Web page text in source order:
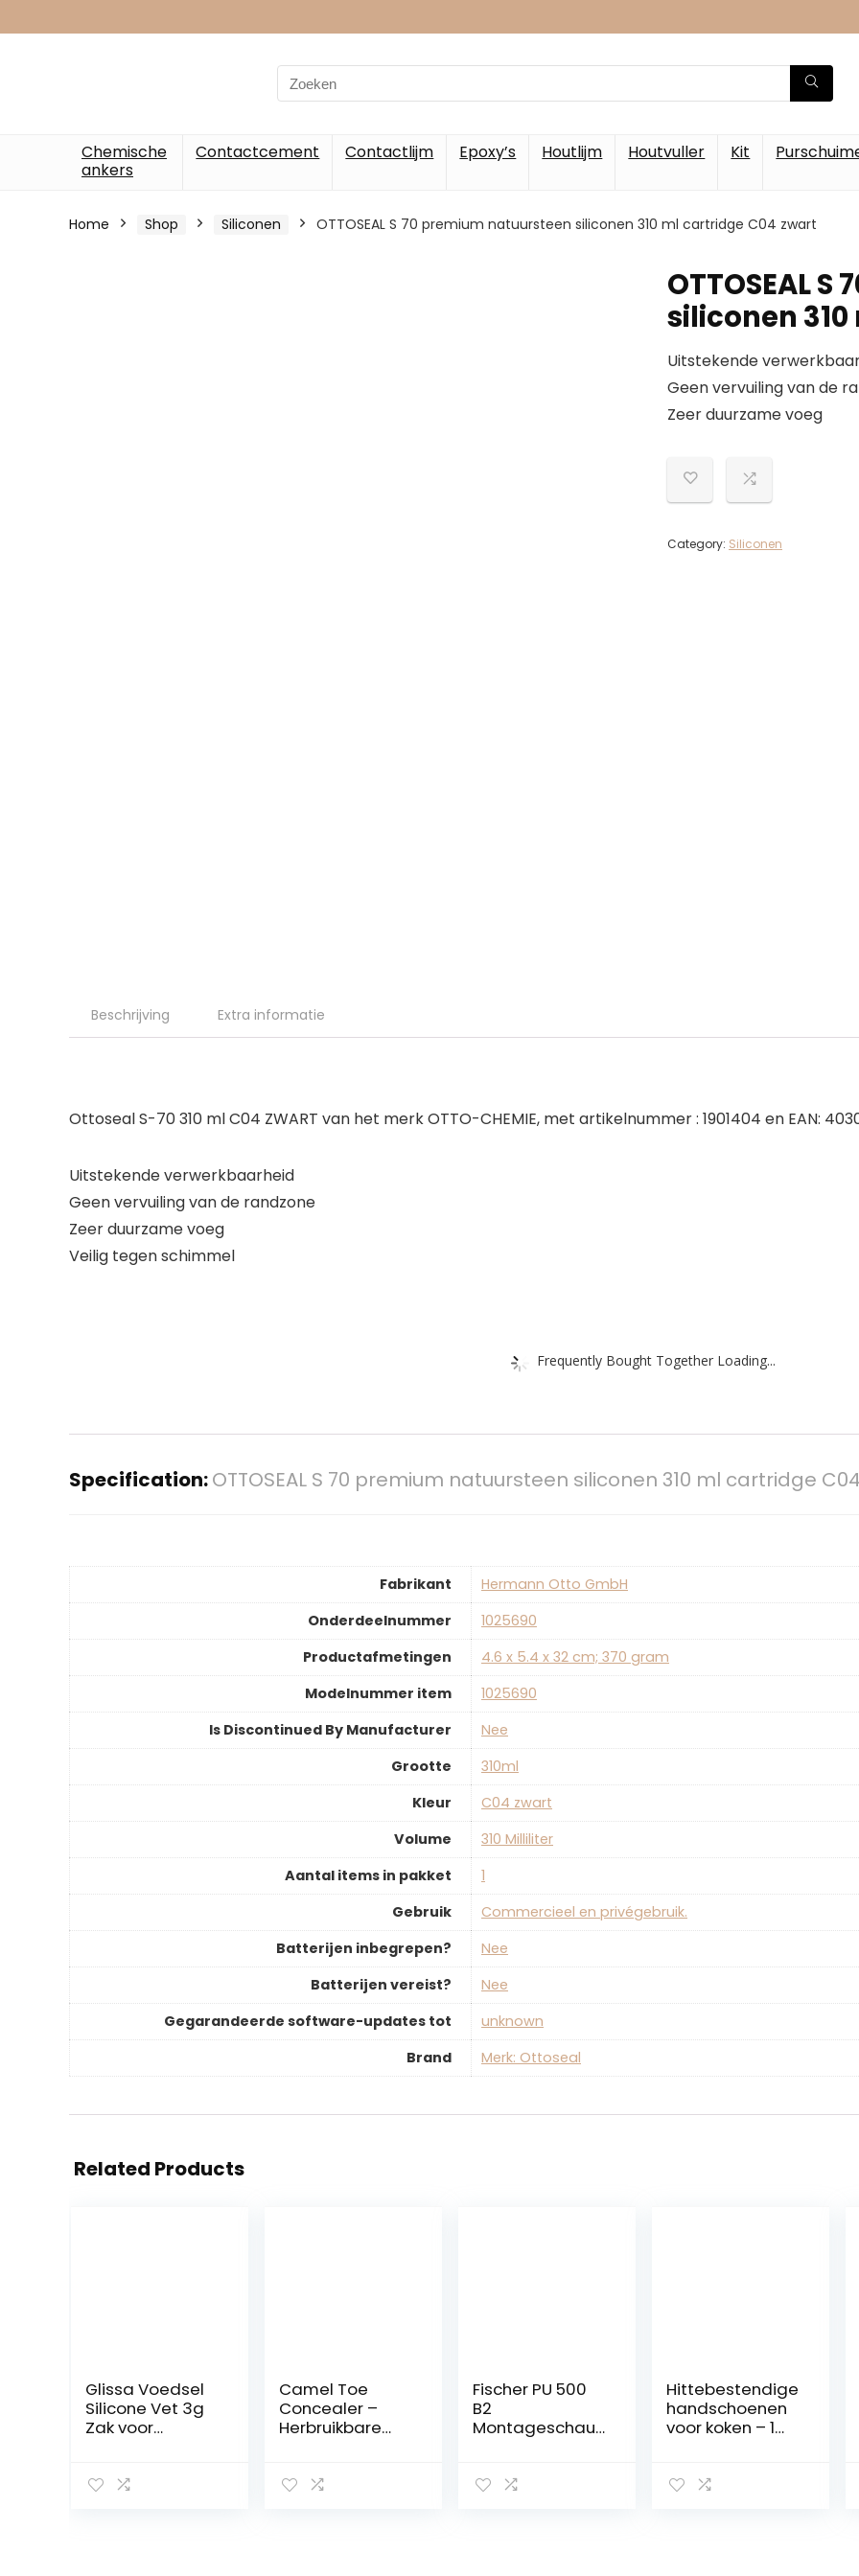
Chemische
ankers
Contactcement Contactlijm Epoxy’s Houtlijm Houtvuller Kit
Home Shop Siliconen OTTOSEAL S 70 premium natuursteen siliconen 310 ml cartridge C04 zwart
OTTOSEAL
siliconen
Uitstekende
Geen vervuiling van de
Zeer duurzame voeg
Category: Siliconen
Beschrijving Extra informatie
Ottoseal S-70 310 ml C04 ZWART van het merk OTTO-CHEMIE, met artikelnummer : 1901404 en EAN:
Uitstekende verwerkbaarheid
Geen vervuiling van de randzone
Zeer duurzame voeg
Veilig tegen schimmel
Frequently Bought Together Loading...
Specification:OTTOSEAL S 70 premium natuursteen siliconen 310 ml cartridge
Fabrikant
‎Hermann Otto GmbH
Onderdeelnummer
‎1025690
Productafmetingen
‎4.6 x 5.4 x 32 cm; 370 gram
Modelnummer item
‎1025690
Is Discontinued By Manufacturer
‎Nee
Grootte
‎310ml
Kleur
‎C04 zwart
Volume
‎310 Milliliter
Aantal items in pakket
‎1
Gebruik
‎Commercieel en privégebruik.
Batterijen inbegrepen?
‎Nee
Batterijen vereist?
‎Nee
Gegarandeerde software-updates tot
‎unknown
Brand
Merk: Ottoseal
Related Products
Glissa Voedsel
Silicone Vet 3g
Zak voor
Onderhoudssets
Camel Toe
Concealer –
Herbruikbare
Siliconen
Fischer PU 500
B2
Montageschau
Beige 50426
Hittebestendige
handschoenen
voor koken – 1
Siliconen